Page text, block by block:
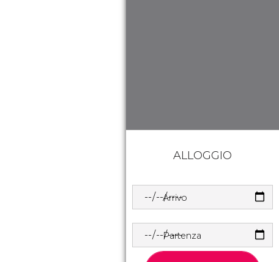
ALLOGGIO
Arrivo
Partenza